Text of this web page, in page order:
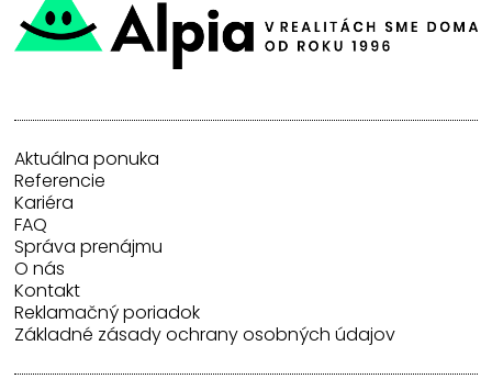
Aktuálna ponuka
Referencie
Kariéra
FAQ
Správa prenájmu
O nás
Kontakt
Reklamačný poriadok
Základné zásady ochrany osobných údajov